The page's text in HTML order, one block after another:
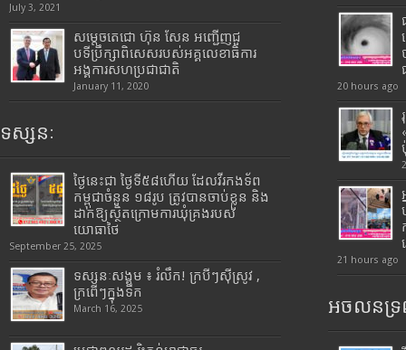
July 3, 2021
សម្តេចតេជោ ហ៊ុន សែន អញ្ជើញជួ
បទីប្រឹក្សាពិសេសរបស់អគ្គលេខាធិការ
អង្គការសហប្រជាជាតិ
January 11, 2020
ទស្សនៈ
ថ្ងៃនេះជា ថ្ងៃទី៥៨ហើយ ដែលវីរកងទ័ព
កម្ពុជាចំនួន ១៨រូប ត្រូវបានចាប់ខ្លួន និង
ដាក់ឱ្យស្ថិតក្រោមការឃុំគ្រងរបស់
យោធាថៃ
September 25, 2025
ទស្សនៈសង្គម ៖ រំលឹក! ក្របីៗស៊ីស្រូវ ,
ក្រពើៗក្នុងទឹក
March 16, 2025
20 hours ago
21 hours ago
អចលនទ្រ